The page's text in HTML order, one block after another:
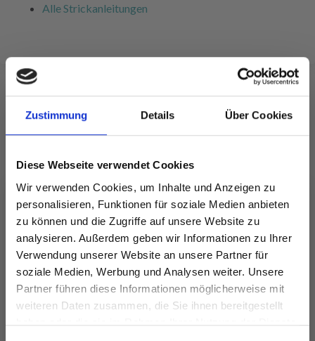
Zustimmung Details Über Cookies
Diese Webseite verwendet Cookies
Wir verwenden Cookies, um Inhalte und Anzeigen zu
personalisieren, Funktionen für soziale Medien anbieten
zu können und die Zugriffe auf unsere Website zu
analysieren. Außerdem geben wir Informationen zu Ihrer
Verwendung unserer Website an unsere Partner für
soziale Medien, Werbung und Analysen weiter. Unsere
Partner führen diese Informationen möglicherweise mit
weiteren Daten zusammen, die Sie ihnen bereitgestellt
haben oder die sie im Rahmen Ihrer Nutzung der Dienste
Alle Strickanleitungen
FÜR SIE EMPFOHLEN
DROPS MERINO
VIKING BAMBINO
Spare bis zu 50%